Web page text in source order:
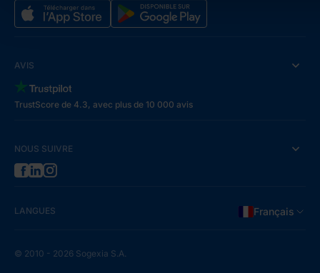
AVIS
TrustScore de 4.3, avec plus de 10 000 avis
NOUS SUIVRE
LANGUES Français
© 2010 - 2026 Sogexia S.A.